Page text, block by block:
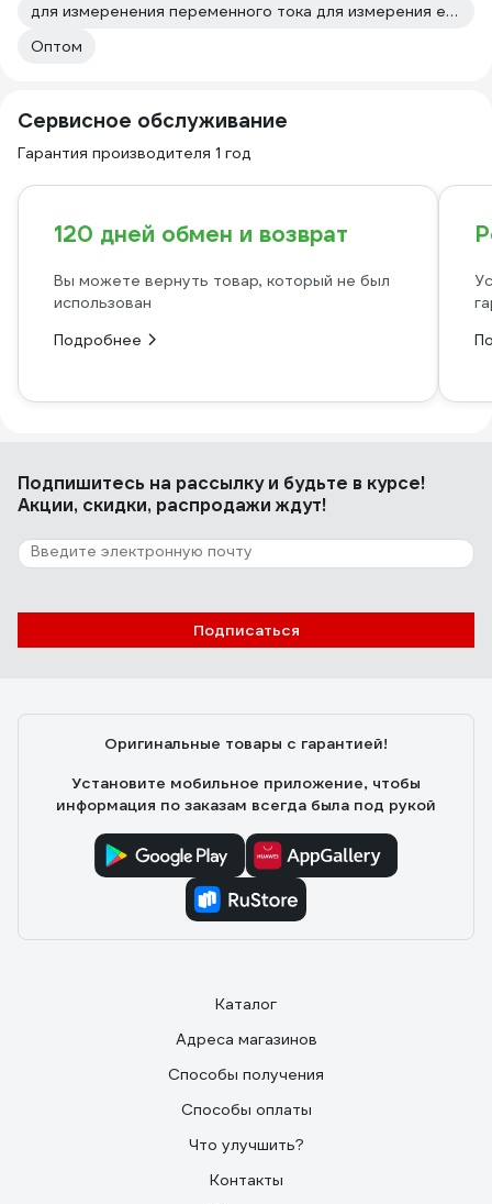
для измеренения переменного тока для измерения емкости
Оптом
Сервисное обслуживание
Гарантия производителя 1 год
120 дней обмен и возврат
Вы можете вернуть товар, который не был
использован
Подробнее
Подпишитесь на рассылкуи будьте в курсе!
Акции, скидки, распродажи ждут!
Подписаться
Оригинальные товары с гарантией!
Установите мобильное приложение, чтобы
информация по заказам всегда была под рукой
Каталог
Адреса магазинов
Способы получения
Способы оплаты
Что улучшить?
Контакты